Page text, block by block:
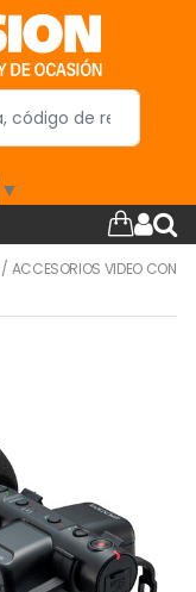
▼
/ ACCESORIOS VIDEO CON